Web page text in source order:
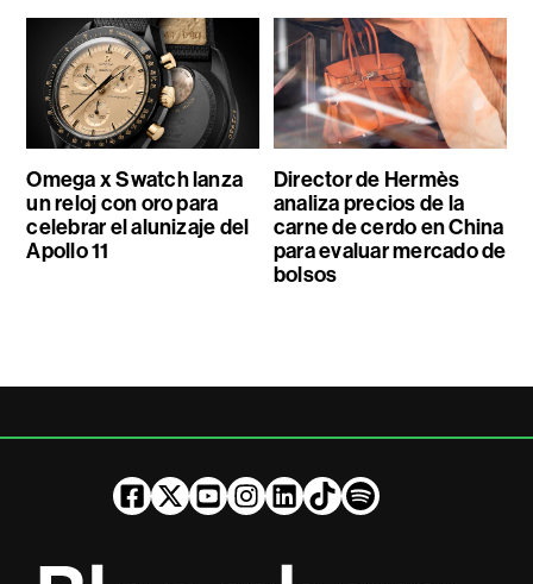
Omega x Swatch lanza
un reloj con oro para
celebrar el alunizaje del
Apollo 11
Director de Hermès
analiza precios de la
carne de cerdo en China
para evaluar mercado de
bolsos